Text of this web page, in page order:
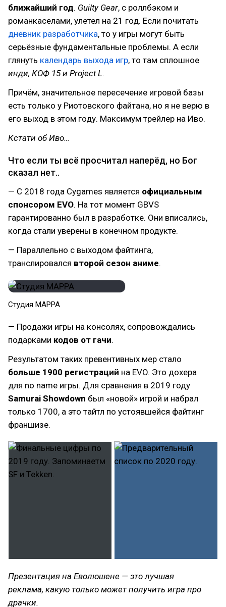
ближайший год. Guilty Gear, с роллбэком и
романкаселами, улетел на 21 год. Если почитать
дневник разработчика, то у игры могут быть
серьёзные фундаментальные проблемы. А если
глянуть календарь выхода игр, то там сплошное
инди, КОФ 15 и Project L.
Причём, значительное пересечение игровой базы
есть только у Риотовского файтана, но я не верю в
его выход в этом году. Максимум трейлер на Иво.
Кстати об Иво…
Что если ты всё просчитал наперёд, но Бог
сказал нет..
— С 2018 года Cygames является официальным
спонсором EVO. На тот момент GBVS
гарантированно был в разработке. Они вписались,
когда стали уверены в конечном продукте.
— Параллельно с выходом файтинга,
транслировался второй сезон аниме.
Студия MAPPA
— Продажи игры на консолях, сопровождались
подарками кодов от гачи.
Результатом таких превентивных мер стало
больше 1900 регистраций на EVO. Это дохера
для no name игры. Для сравнения в 2019 году
Samurai Showdown был «новой» игрой и набрал
только 1700, а это тайтл по устоявшейся файтинг
франшизе.
Презентация на Еволюшене — это лучшая
реклама, какую только может получить игра про
драчки.